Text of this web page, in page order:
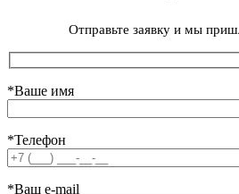
Отправьте заявку и мы
*Ваше имя
*Телефон
*Ваш e-mail